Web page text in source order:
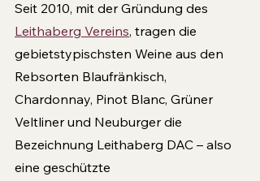
Seit 2010, mit der Gründung des
Leithaberg Vereins, tragen die
gebietstypischsten Weine aus den
Rebsor­ten Blaufränkisch,
Chardonnay, Pinot Blanc, Grüner
Veltliner und Neuburger die
Bezeichnung Leithaberg DAC – also
eine geschützte